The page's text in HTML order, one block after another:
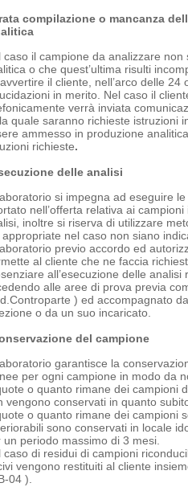
compilazione o mancanza
caso il campione da analizzare
o che quest’ultima risulti
il cliente, nell’arco delle
in merito. Nel caso il
verrà inviata
quale saranno richieste istruzioni
ammesso in produzione
richieste.
delle analisi
si impegna ad eseguire
nell’offerta relativa ai
inoltre si riserva di utilizzare
appropriate nel caso non siano
previo accordo ed
al cliente che ne faccia
all’esecuzione delle analisi
alle aree di prova previa
) ed accompagnato
o da un suo incaricato.
del campione
garantisce la
per ogni campione in modo da
o quanto rimane dei campioni
vengono conservati in quanto
o quanto rimane dei campioni
sono conservati in locale
un periodo massimo di 3 mesi.
caso di residui di campioni
vengono restituiti al cliente
04 ).